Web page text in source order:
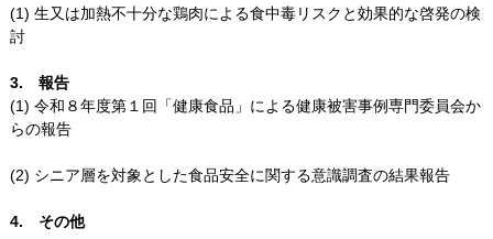
(1) 生又は加熱不十分な鶏肉による食中毒リスクと効果的な啓発の検
討
3. 報告
(1) 令和８年度第１回「健康食品」による健康被害事例専門委員会か
らの報告
(2) シニア層を対象とした食品安全に関する意識調査の結果報告
4. その他